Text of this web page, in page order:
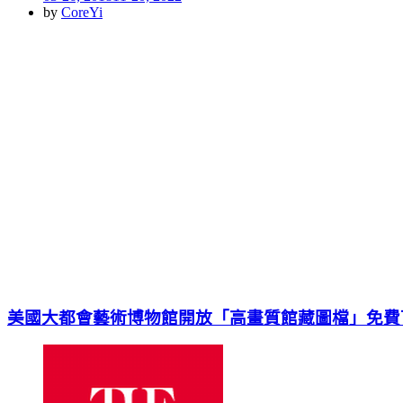
on
by CoreYi
美國大都會藝術博物館開放「高畫質館藏圖檔」免